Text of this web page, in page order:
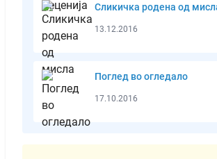
Сликичкa родена од
13.12.2016
Поглед во огледало
17.10.2016